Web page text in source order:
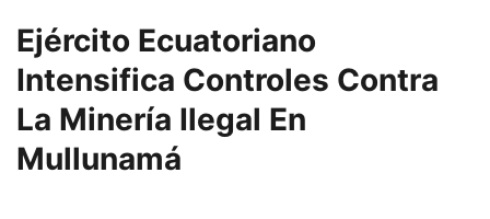
Ejército Ecuatoriano
Intensifica Controles Contra
La Minería Ilegal En
Mullunamá